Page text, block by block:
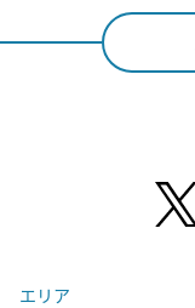
エリア